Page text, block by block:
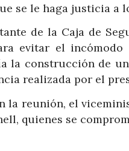
se le haga justicia a
de la Caja de
evitar el
la construcción de
realizada por el
la reunión, el
quienes se